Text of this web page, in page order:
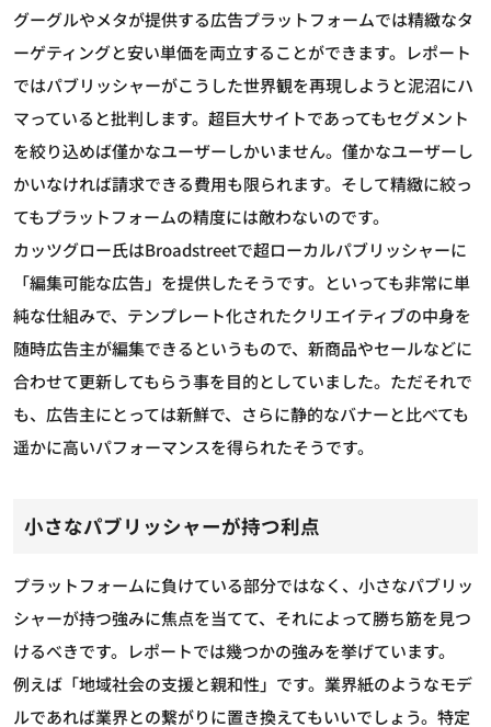
グーグルやメタが提供する広告プラットフォームでは精緻なタ
ーゲティングと安い単価を両立することができます。レポート
ではパブリッシャーがこうした世界観を再現しようと泥沼にハ
マっていると批判します。超巨大サイトであってもセグメント
を絞り込めば僅かなユーザーしかいません。僅かなユーザーし
かいなければ請求できる費用も限られます。そして精緻に絞っ
てもプラットフォームの精度には敵わないのです。
カッツグロー氏はBroadstreetで超ローカルパブリッシャーに
「編集可能な広告」を提供したそうです。といっても非常に単
純な仕組みで、テンプレート化されたクリエイティブの中身を
随時広告主が編集できるというもので、新商品やセールなどに
合わせて更新してもらう事を目的としていました。ただそれで
も、広告主にとっては新鮮で、さらに静的なバナーと比べても
遥かに高いパフォーマンスを得られたそうです。
小さなパブリッシャーが持つ利点
プラットフォームに負けている部分ではなく、小さなパブリッ
シャーが持つ強みに焦点を当てて、それによって勝ち筋を見つ
けるべきです。レポートでは幾つかの強みを挙げています。
例えば「地域社会の支援と親和性」です。業界紙のようなモデ
ルであれば業界との繋がりに置き換えてもいいでしょう。特定